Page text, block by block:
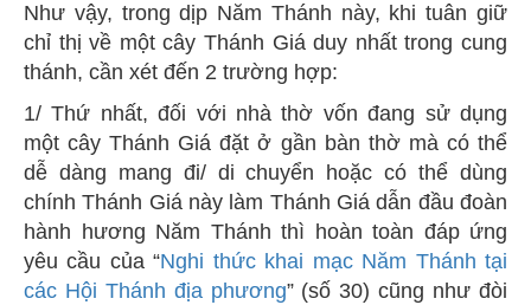
Như vậy, trong dịp Năm Thánh này, khi tuân giữ
chỉ thị về một cây Thánh Giá duy nhất trong cung
thánh, cần xét đến 2 trường hợp:
1/ Thứ nhất, đối với nhà thờ vốn đang sử dụng
một cây Thánh Giá đặt ở gần bàn thờ mà có thể
dễ dàng mang đi/ di chuyển hoặc có thể dùng
chính Thánh Giá này làm Thánh Giá dẫn đầu đoàn
hành hương Năm Thánh thì hoàn toàn đáp ứng
yêu cầu của “Nghi thức khai mạc Năm Thánh tại
các Hội Thánh địa phương” (số 30) cũng như đòi